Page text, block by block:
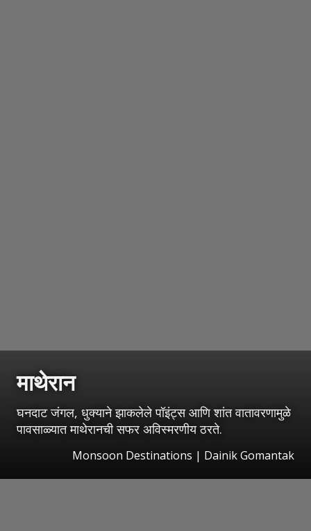
माथेरान
घनदाट जंगल, धुक्याने झाकलेले पॉइंट्स आणि शांत वातावरणामुळे
पावसाळ्यात माथेरानची सफर अविस्मरणीय ठरते.
Monsoon Destinations | Dainik Gomantak